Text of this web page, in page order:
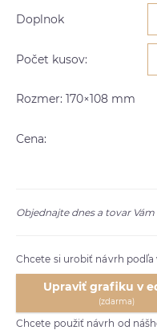
Doplnok
Počet kusov:
Rozmer: 170×108 mm
Cena:
Objednajte dnes a tovar
Chcete si urobiť návrh podľa
Upraviť grafiku v
(zdarma)
Chcete použiť návrh od